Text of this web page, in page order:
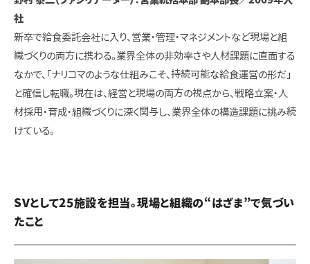
社
新卒で給食委託会社に入り、営業・管理・マネジメントなど現場と組
織づくりの両方に携わる。業界全体の非効率さや人材課題に直面する
なかで、「ナリコマのような仕組みこそ、持続可能な給食運営の形だ」
と確信し転職。現在は、経営と現場の両方の視点から、戦略立案・人
材採用・育成・組織づくりに深く関与し、業界全体の構造課題に挑み続
けている。
SVとして25施設を担当。現場と組織の“はざま”で気づい
たこと